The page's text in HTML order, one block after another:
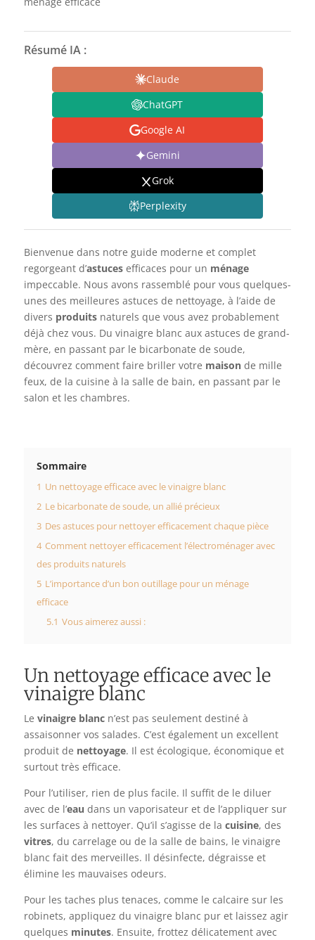
Résumé IA :
Claude
ChatGPT
Google AI
Gemini
Grok
Perplexity
Bienvenue dans notre guide moderne et complet
regorgeant d’astucesefficaces pour un ménage
impeccable. Nous avons rassemblé pour vous quelques-
unes des meilleures astuces de nettoyage, à l’aide de
divers produitsnaturels que vous avez probablement
déjà chez vous. Du vinaigre blanc aux astuces de grand-
mère, en passant par le bicarbonate de soude,
découvrez comment faire briller votre maisonde mille
feux, de la cuisine à la salle de bain, en passant par le
salon et les chambres.
Sommaire
1 Un nettoyage efficace avec le vinaigre blanc
2 Le bicarbonate de soude, un allié précieux
3 Des astuces pour nettoyer efficacement chaque pièce
4 Comment nettoyer efficacement l’électroménager avec
des produits naturels
5 L’importance d’un bon outillage pour un ménage
efficace
5.1 Vous aimerez aussi :
Un nettoyage efficace avec le
vinaigre blanc
Le vinaigre blancn’est pas seulement destiné à
assaisonner vos salades. C’est également un excellent
produit de nettoyage. Il est écologique, économique et
surtout très efficace.
Pour l’utiliser, rien de plus facile. Il suffit de le diluer
avec de l’eau dans un vaporisateur et de l’appliquer sur
les surfaces à nettoyer. Qu’il s’agisse de la cuisine, des
vitres, du carrelage ou de la salle de bains, le vinaigre
blanc fait des merveilles. Il désinfecte, dégraisse et
élimine les mauvaises odeurs.
Pour les taches plus tenaces, comme le calcaire sur les
robinets, appliquez du vinaigre blanc pur et laissez agir
quelques minutes. Ensuite, frottez délicatement avec